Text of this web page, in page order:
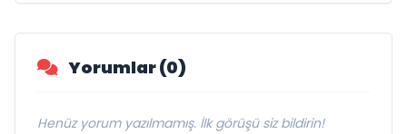
Yorumlar (0)
Henüz yorum yazılmamış. İlk görüşü siz bildirin!